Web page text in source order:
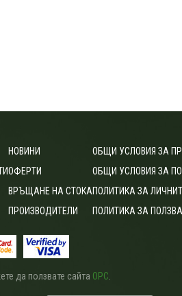
НОВИНИ
ОФЕРТИ
ВРЪЩАНЕ НА СТОКА
ПРОИЗВОДИТЕЛИ
ОБЩИ УСЛОВИЯ ЗА
ОБЩИ УСЛОВИЯ ЗА
ПОЛИТИКА ЗА
ПОЛИТИКА ЗА
да ползвате сайта ОРС